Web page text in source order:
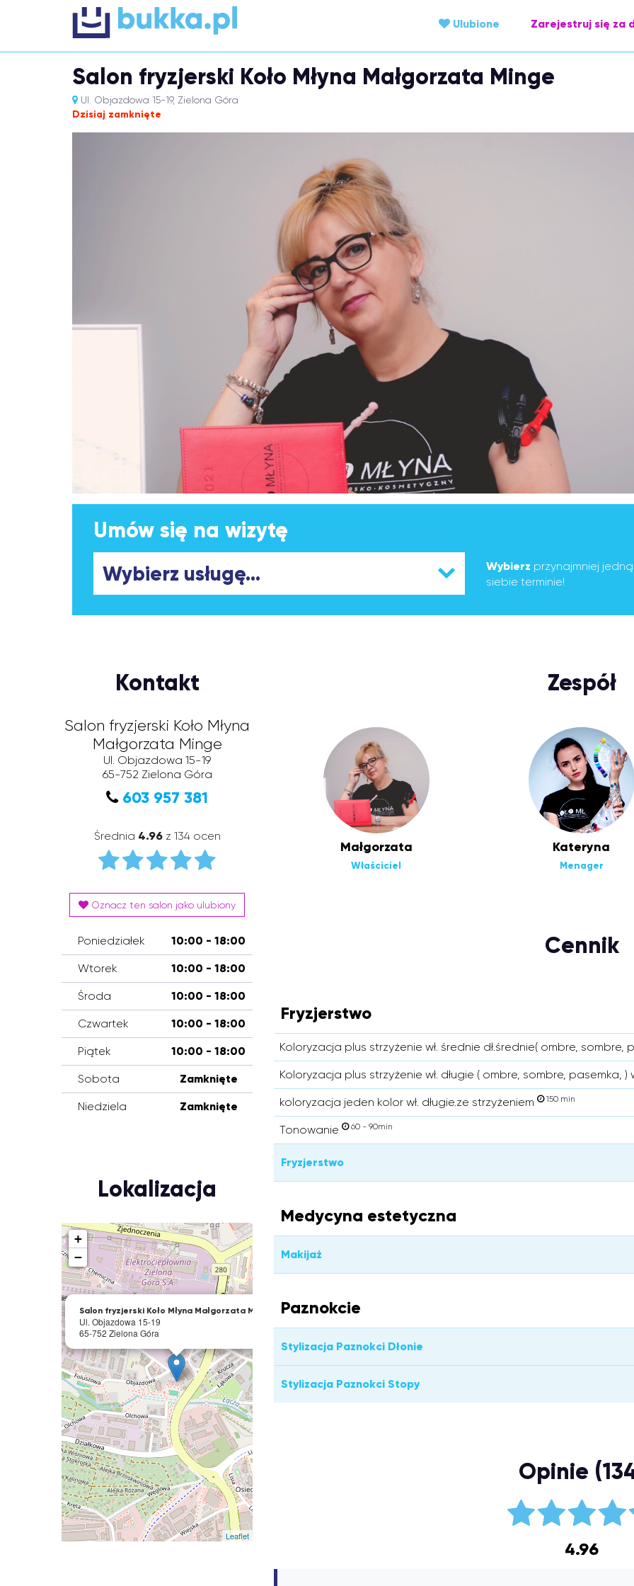
Ulubione Zarejestruj się za
Salon fryzjerski Koło Młyna Małgorzata Minge
Ul. Objazdowa 15-19, Zielona Góra
Dzisiaj zamknięte
Umów się na wizytę
Wybierz przynajmniej
siebie terminie!
Kontakt
Salon fryzjerski Koło Młyna
Małgorzata Minge
Ul. Objazdowa 15-19
65-752 Zielona Góra
603 957 381
Średnia 4.96z 134 ocen
Oznacz ten salon jako ulubiony
Poniedziałek 10:00 - 18:00
Wtorek 10:00 - 18:00
Środa 10:00 - 18:00
Czwartek 10:00 - 18:00
Piątek 10:00 - 18:00
Sobota Zamknięte
Niedziela Zamknięte
Lokalizacja
Salon fryzjerski Koło Młyna Małgorzata Minge
Ul. Objazdowa 15-19
65-752 Zielona Góra
×
+
−
Leaflet
Zespół
Małgorzata
Właściciel
Kateryna
Menager
Cennik
Fryzjerstwo
Koloryzacja plus strzyżenie wł. średnie dł.średnie( ombre, sombre,
Koloryzacja plus strzyżenie wł. długie ( ombre, sombre, pasemka, )
koloryzacja jeden kolor wł. długie.ze strzyżeniem 150 min
Tonowanie 60 - 90min
Fryzjerstwo
Medycyna estetyczna
Makijaż
Paznokcie
Stylizacja Paznokci Dłonie
Stylizacja Paznokci Stopy
Opinie
4.96